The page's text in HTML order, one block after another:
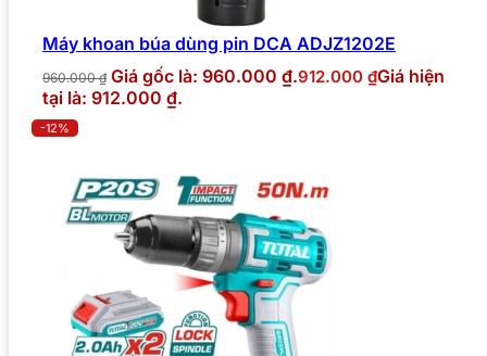
Máy khoan búa dùng pin DCA ADJZ1202E
960.000₫ Giá gốc là: 960.000 ₫.912.000 ₫Giá hiện
tại là: 912.000 ₫.
-12%